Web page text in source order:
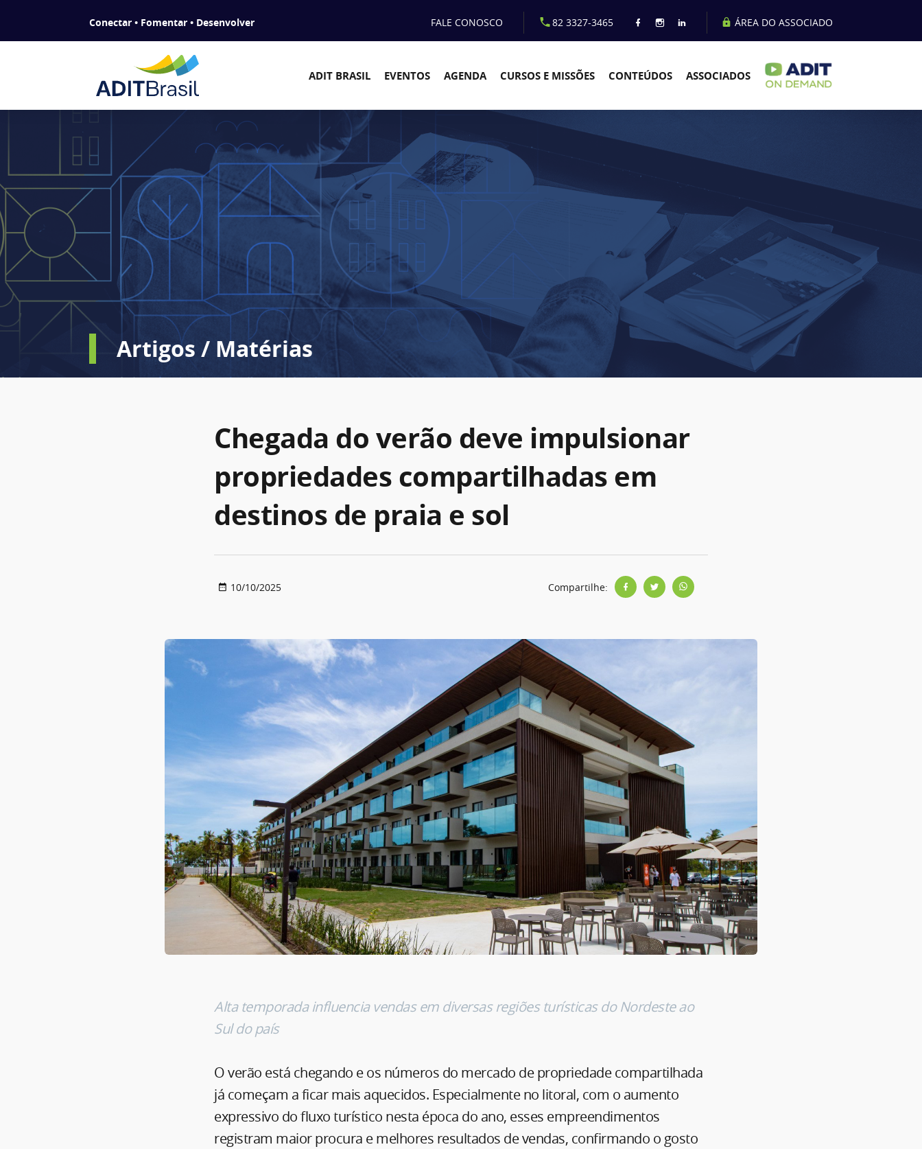
Conectar • Fomentar • Desenvolver FALE CONOSCO 82 3327-3465 ÁREA DO ASSOCIADO
ADIT BRASIL EVENTOS AGENDA CURSOS E MISSÕES CONTEÚDOS ASSOCIADOS
Artigos / Matérias
Chegada do verão deve impulsionar
propriedades compartilhadas em
destinos de praia e sol
10/10/2025 Compartilhe:
Alta temporada influencia vendas em diversas regiões turísticas do Nordeste ao
Sul do país
O verão está chegando e os números do mercado de propriedade compartilhada
já começam a ficar mais aquecidos. Especialmente no litoral, com o aumento
expressivo do fluxo turístico nesta época do ano, esses empreendimentos
registram maior procura e melhores resultados de vendas, confirmando o gosto